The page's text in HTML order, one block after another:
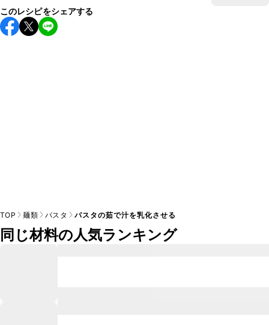
このレシピをシェアする
TOP 麺類 パスタ パスタの茹で汁を乳化させる
同じ材料の人気ランキング